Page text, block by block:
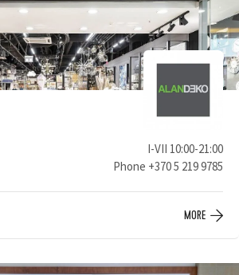
I-VII 10:00-21:00
Phone +370 5 219 9785
MORE